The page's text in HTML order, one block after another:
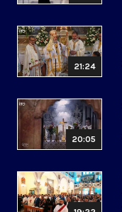
21:24
20:05